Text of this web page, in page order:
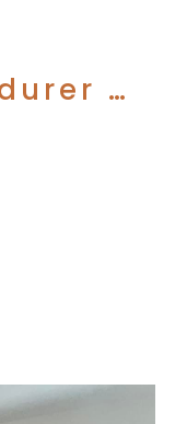
…